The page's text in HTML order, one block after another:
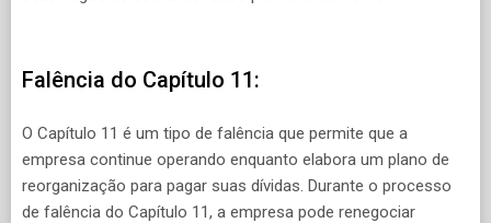
Falência do Capítulo 11:
O Capítulo 11 é um tipo de falência que permite que a
empresa continue operando enquanto elabora um plano de
reorganização para pagar suas dívidas. Durante o processo
de falência do Capítulo 11, a empresa pode renegociar